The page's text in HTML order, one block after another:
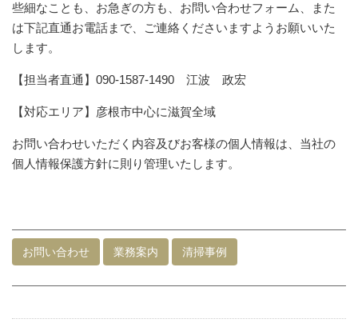
些細なことも、お急ぎの方も、お問い合わせフォーム、また
は下記直通お電話まで、ご連絡くださいますようお願いいた
します。
【担当者直通】090-1587-1490 江波 政宏
【対応エリア】彦根市中心に滋賀全域
お問い合わせいただく内容及びお客様の個人情報は、当社の
個人情報保護方針に則り管理いたします。
お問い合わせ 業務案内 清掃事例